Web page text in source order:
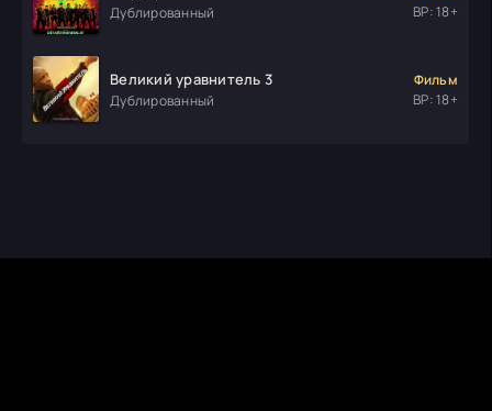
Дублированный
ВР: 18+
Великий уравнитель 3
Дублированный
Фильм
ВР: 18+